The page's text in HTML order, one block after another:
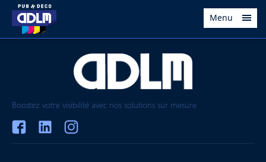
Menu
Boostez votre visibilité avec nos solutions sur mesure